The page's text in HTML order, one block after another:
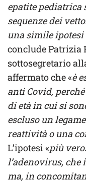
epatite pediatrica
sequenze dei
una simile ipotesi
conclude Patrizia
sottosegretario
affermato che «è
anti Covid,
di età in cui si
escluso un
reattività o una
L’ipotesi «più
l’adenovirus, che
ma, in